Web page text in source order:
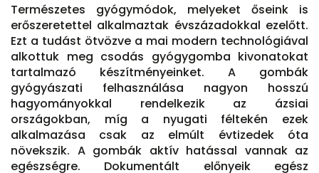
Természetes gyógymódok, melyeket őseink is
erőszeretettel alkalmaztak évszázadokkal ezelőtt.
Ezt a tudást ötvözve a mai modern technológiával
alkottuk meg csodás gyógygomba kivonatokat
tartalmazó készítményeinket. A gombák
gyógyászati felhasználása nagyon hosszú
hagyományokkal rendelkezik az ázsiai
országokban, míg a nyugati féltekén ezek
alkalmazása csak az elmúlt évtizedek óta
növekszik. A gombák aktív hatással vannak az
egészségre. Dokumentált előnyeik egész